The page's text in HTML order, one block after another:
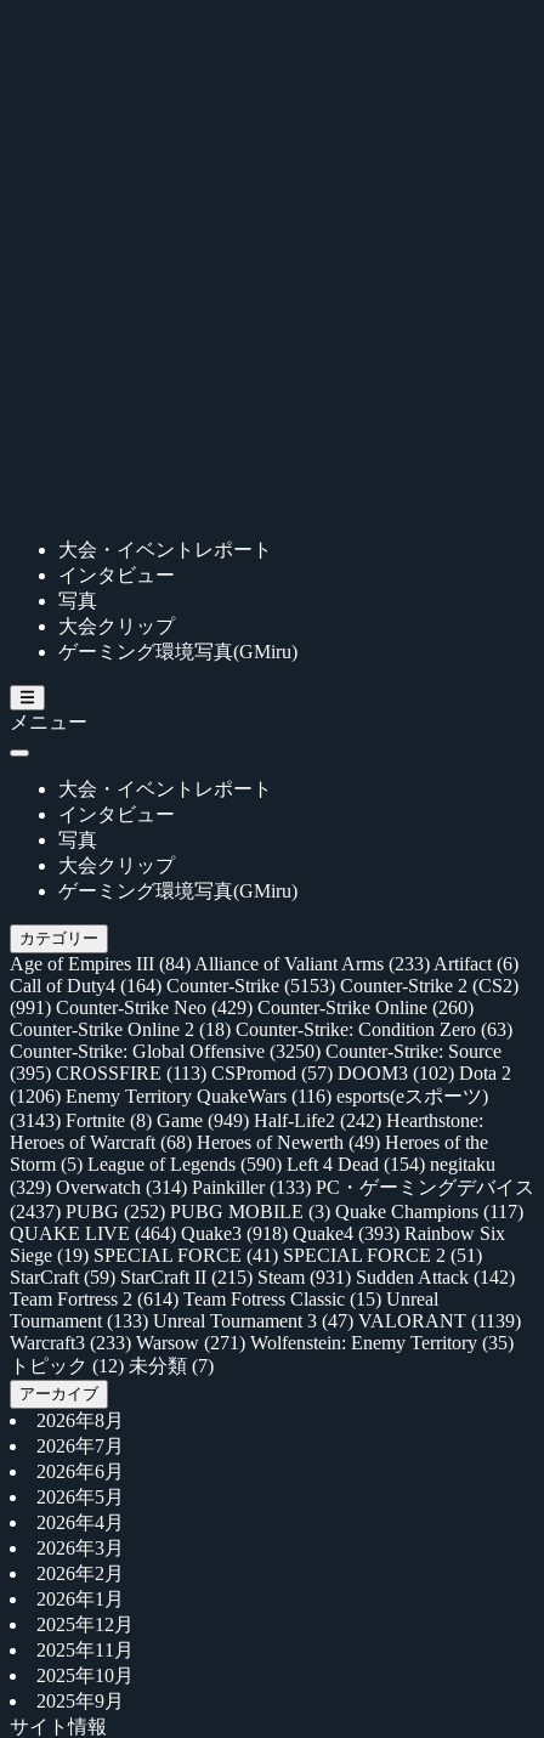
大会・イベントレポート
インタビュー
写真
大会クリップ
ゲーミング環境写真(GMiru)
メニュー
大会・イベントレポート
インタビュー
写真
大会クリップ
ゲーミング環境写真(GMiru)
カテゴリー
Age of Empires III (84) Alliance of Valiant Arms (233) Artifact (6)
Call of Duty4 (164) Counter-Strike (5153) Counter-Strike 2 (CS2)
(991) Counter-Strike Neo (429) Counter-Strike Online (260)
Counter-Strike Online 2 (18) Counter-Strike: Condition Zero (63)
Counter-Strike: Global Offensive (3250) Counter-Strike: Source
(395) CROSSFIRE (113) CSPromod (57) DOOM3 (102) Dota 2
(1206) Enemy Territory QuakeWars (116) esports(eスポーツ)
(3143) Fortnite (8) Game (949) Half-Life2 (242) Hearthstone:
Heroes of Warcraft (68) Heroes of Newerth (49) Heroes of the
Storm (5) League of Legends (590) Left 4 Dead (154) negitaku
(329) Overwatch (314) Painkiller(133) PC・ゲーミングデバイス
(2437) PUBG (252) PUBG MOBILE (3) Quake Champions (117)
QUAKE LIVE (464) Quake3 (918) Quake4 (393) Rainbow Six
Siege (19) SPECIAL FORCE (41) SPECIAL FORCE 2 (51)
StarCraft (59) StarCraft II (215) Steam (931) Sudden Attack (142)
Team Fortress 2 (614) Team Fotress Classic (15) Unreal
Tournament (133) Unreal Tournament 3 (47) VALORANT (1139)
Warcraft3 (233) Warsow (271) Wolfenstein: Enemy Territory (35)
トピック (12) 未分類 (7)
アーカイブ
2026年8月
2026年7月
2026年6月
2026年5月
2026年4月
2026年3月
2026年2月
2026年1月
2025年12月
2025年11月
2025年10月
2025年9月
サイト情報